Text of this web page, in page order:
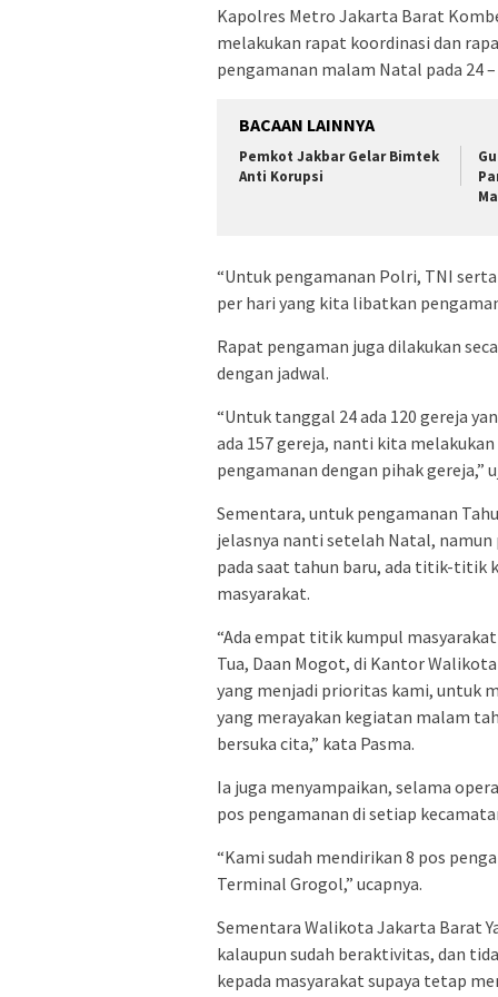
Kapolres Metro Jakarta Barat
melakukan rapat koordinasi dan
pengamanan malam Natal pada 24 –
BACAAN LAINNYA
Pemkot Jakbar Gelar Bimtek
Anti Korupsi
“Untuk pengamanan Polri, TNI
per hari yang kita libatkan
Rapat pengaman juga dilakukan
dengan jadwal.
“Untuk tanggal 24 ada 120 gereja
ada 157 gereja, nanti kita
pengamanan dengan pihak gereja,”
Sementara, untuk pengamanan
jelasnya nanti setelah Natal,
pada saat tahun baru, ada titik-titik
masyarakat.
“Ada empat titik kumpul
Tua, Daan Mogot, di Kantor
yang menjadi prioritas kami, untuk
yang merayakan kegiatan malam
bersuka cita,” kata Pasma.
Ia juga menyampaikan, selama
pos pengamanan di setiap
“Kami sudah mendirikan 8 pos
Terminal Grogol,” ucapnya.
Sementara Walikota Jakarta Barat
kalaupun sudah beraktivitas, dan
kepada masyarakat supaya tetap